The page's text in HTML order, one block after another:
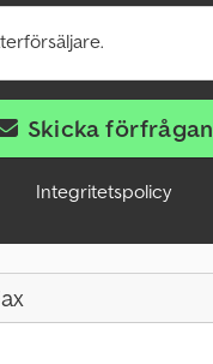
Skicka förfrågan
Integritetspolicy